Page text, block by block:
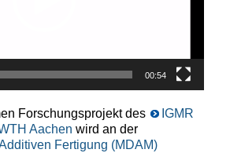
00:54
Forschungsprojekt des
IGMR
Aachen wird an der
Fertigung (MDAM)